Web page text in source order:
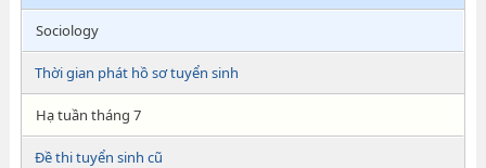
Sociology
Thời gian phát hồ sơ tuyển sinh
Hạ tuần tháng 7
Đề thi tuyển sinh cũ